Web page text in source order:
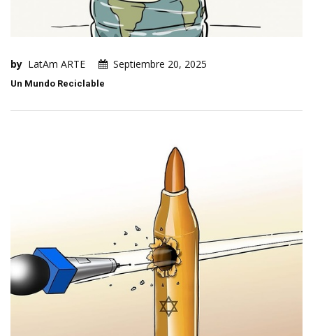
by LatAm ARTE Septiembre 20, 2025
Un Mundo Reciclable